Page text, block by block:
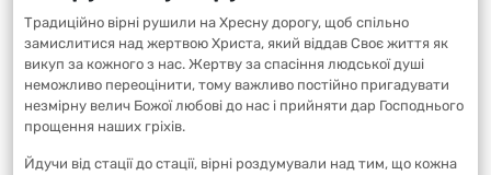
Традиційно вірні рушили на Хресну дорогу, щоб спільно
замислитися над жертвою Христа, який віддав Своє життя як
викуп за кожного з нас. Жертву за спасіння людської душі
неможливо переоцінити, тому важливо постійно пригадувати
незмірну велич Божої любові до нас і прийняти дар Господнього
прощення наших гріхів.
Йдучи від стації до стації, вірні роздумували над тим, що кожна